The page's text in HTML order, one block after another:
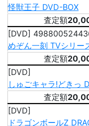
怪獣王子 DVD-BOX
[DVD]
めぞん一刻 TVシリー
しゅごキャラ!どきっ
ドラゴンボールZ